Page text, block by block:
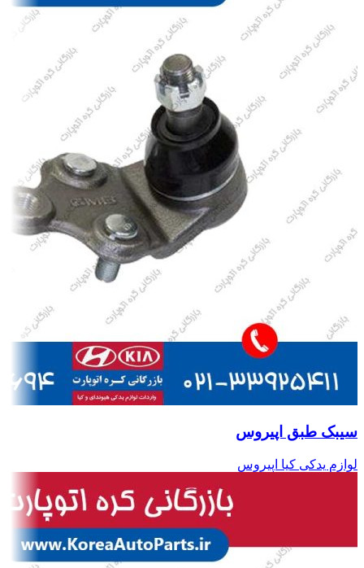
سیبک طبق اپیروس
لوازم یدکی کیا اپیروس